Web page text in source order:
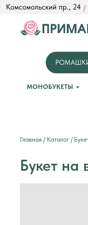
/
Комсомольский пр., 24
МОНОБУКЕТЫ
Букет на
Главная / Каталог /